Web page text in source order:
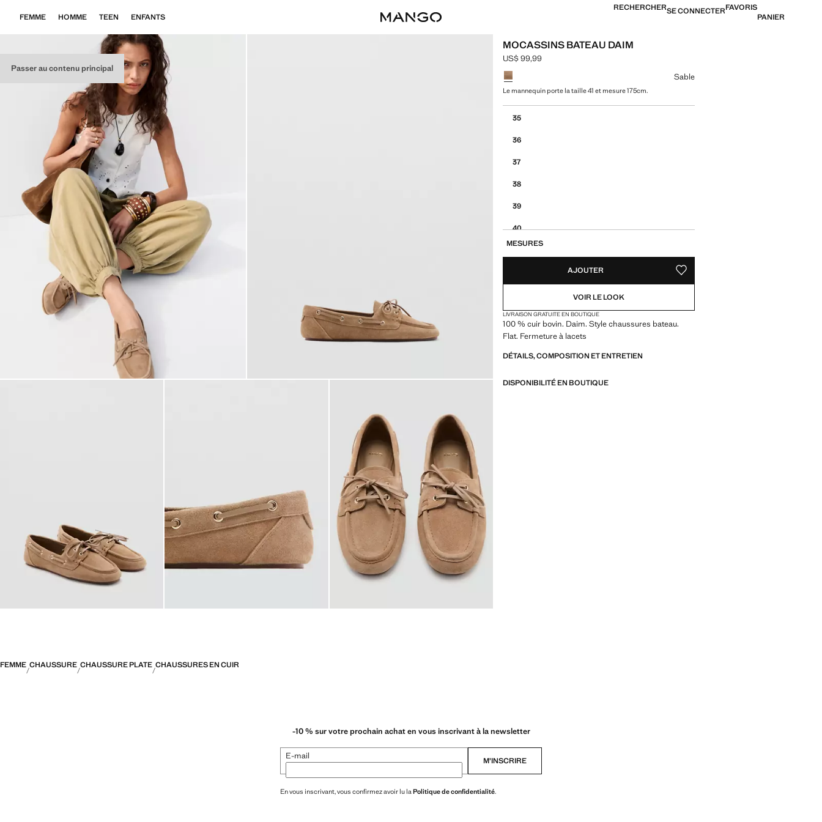
Passer au contenu principal
FEMME HOMME TEEN ENFANTS
RECHERCHERSE CONNECTERFAVORIS
PANIER
MOCASSINS BATEAU DAIM
Prix actuel [US$ 99,99 ]
US$ 99,99
Choisissez une couleur
Sable
Le mannequin porte la taille 41 et mesure 175cm.
35
36
37
38
39
40
MESURES
AJOUTER AJOUTER AUX FAVORIS
VOIR LE LOOK
LIVRAISON GRATUITE EN BOUTIQUE
100 % cuir bovin. Daim. Style chaussures bateau.
Flat. Fermeture à lacets
DÉTAILS, COMPOSITION ET ENTRETIEN
DISPONIBILITÉ EN BOUTIQUE
FEMME CHAUSSURE CHAUSSURE PLATE CHAUSSURES EN CUIR
-10 % sur votre prochain achat en vous inscrivant à la newsletter
E-mail M’INSCRIRE
En vous inscrivant, vous confirmez avoir lu laPolitique de confidentialité.